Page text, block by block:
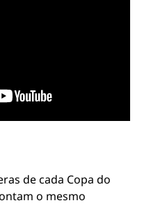
de cada Copa do
o mesmo